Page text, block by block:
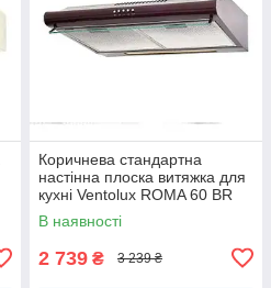
Коричнева стандартна
настінна плоска витяжка для
кухні Ventolux ROMA 60 BR
LUX, шириною 60 см
В наявності
2 739 ₴ 3 239 ₴